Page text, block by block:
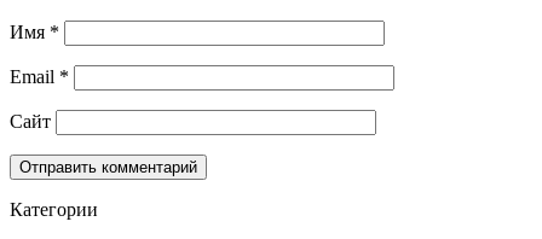
Имя *
Email *
Сайт
Категории